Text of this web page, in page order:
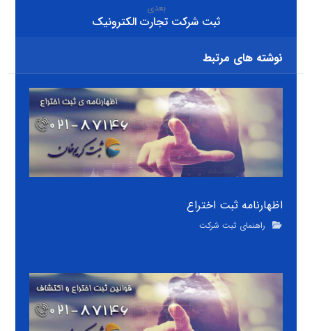
بعدی
ثبت شرکت تجارت الکترونیک
نوشته های مرتبط
اظهارنامه ثبت اختراع
راهنمای ثبت شرکت